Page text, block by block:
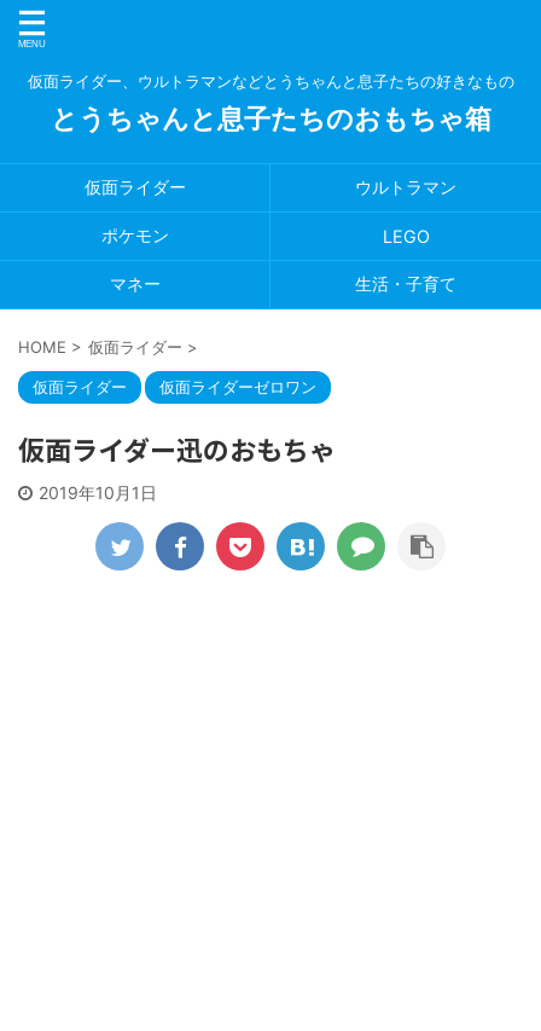
仮面ライダー、ウルトラマンなどとうちゃんと息子たちの好きなもの
とうちゃんと息子たちのおもちゃ箱
仮面ライダー ウルトラマン
ポケモン LEGO
マネー 生活・子育て
HOME > 仮面ライダー >
仮面ライダー 仮面ライダーゼロワン
仮面ライダー迅のおもちゃ
2019年10月1日